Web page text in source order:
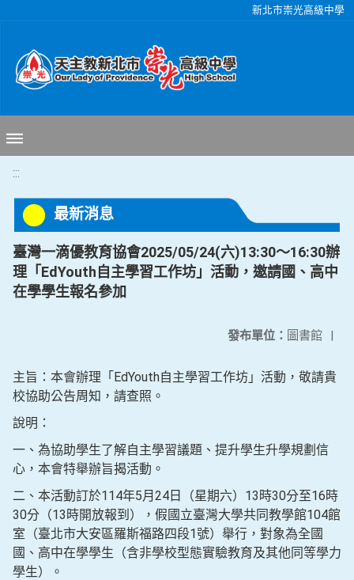
新北市崇光高級中學
:::
最新消息
臺灣一滴優教育協會2025/05/24(六)13:30～16:30辦
理「EdYouth自主學習工作坊」活動，邀請國、高中
在學學生報名參加
發布單位： 圖書館 |
主旨：本會辦理「EdYouth自主學習工作坊」活動，敬請貴
校協助公告周知，請查照。
說明：
一、為協助學生了解自主學習議題、提升學生升學規劃信
心，本會特舉辦旨揭活動。
二、本活動訂於114年5月24日（星期六）13時30分至16時
30分（13時開放報到），假國立臺灣大學共同教學館104館
室（臺北市大安區羅斯福路四段1號）舉行，對象為全國
國、高中在學學生（含非學校型態實驗教育及其他同等學力
學生）。